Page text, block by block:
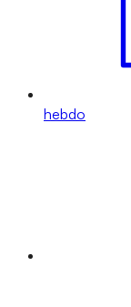
hebdo